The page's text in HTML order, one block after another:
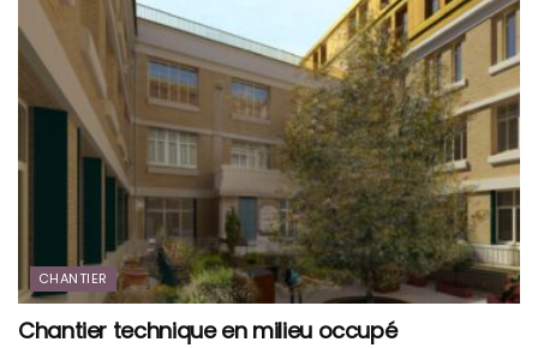
CHANTIER
Chantier technique en milieu occupé